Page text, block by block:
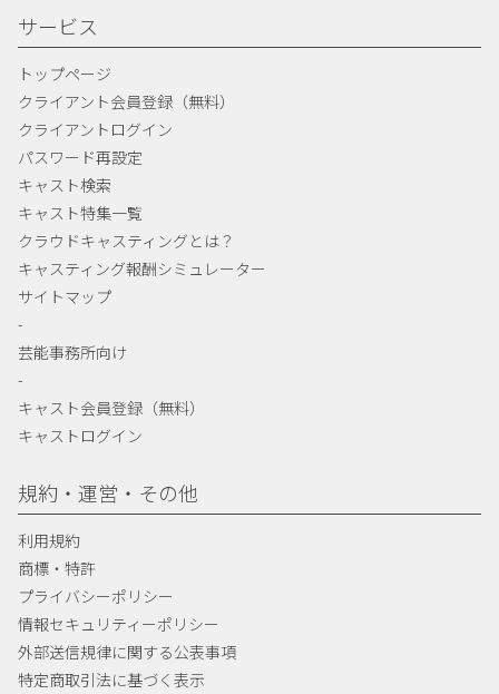
サービス
トップページ
クライアント会員登録（無料）
クライアントログイン
パスワード再設定
キャスト検索
キャスト特集一覧
クラウドキャスティングとは？
キャスティング報酬シミュレーター
サイトマップ
-
芸能事務所向け
-
キャスト会員登録（無料）
キャストログイン
規約・運営・その他
利用規約
商標・特許
プライバシーポリシー
情報セキュリティーポリシー
外部送信規律に関する公表事項
特定商取引法に基づく表示